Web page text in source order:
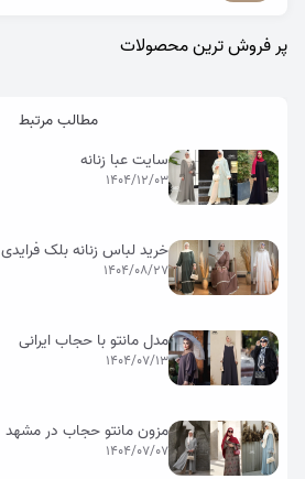
پر فروش ترین محصولات
مطالب مرتبط
سایت عبا زنانه
1404/12/03
خرید لباس زنانه بلک فرایدی
1404/08/27
مدل مانتو با حجاب ایرانی
1404/07/13
مزون مانتو حجاب در مشهد
1404/07/07